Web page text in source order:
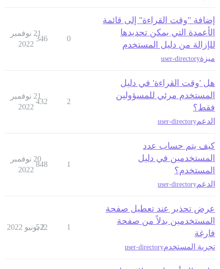
إضافة "وقت القراءة" إلى قائمة
الأعمدة التي يمكن تحديدها
للإزالة من دليل المستخدم
ميزةuser-directory
0
346
21 نوفمبر
2022
هل 'وقت القراءة' في دليل
المستخدم مرئي للمسؤولين
فقط؟
الدعمuser-directory
2
432
21 نوفمبر
2022
كيف يتم حساب عدد
المستخدمين في دليل
المستخدم؟
الدعمuser-directory
1
848
20 نوفمبر
2022
عرض تحذير عند تعطيل صفحة
المستخدمين بدلاً من صفحة
فارغة
تجربة المستخدمuser-directory
1
522
2 يونيو 2022